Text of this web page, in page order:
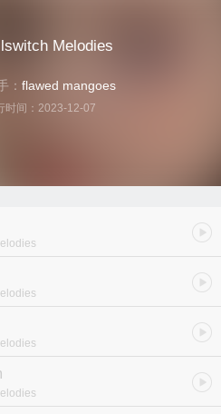
Melodies
： flawed mangoes
时间： 2023-12-07